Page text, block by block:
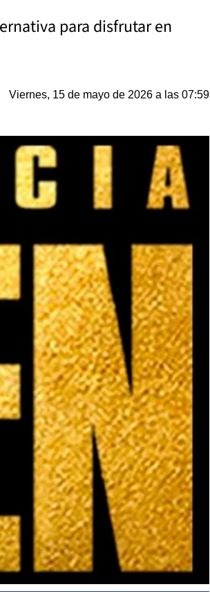
para disfrutar en
Viernes, 15 de mayo de 2026 a las 07:59